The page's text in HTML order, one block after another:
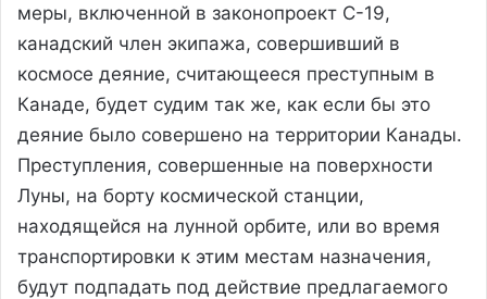
меры, включенной в законопроект С-19,
канадский член экипажа, совершивший в
космосе деяние, считающееся преступным в
Канаде, будет судим так же, как если бы это
деяние было совершено на территории Канады.
Преступления, совершенные на поверхности
Луны, на борту космической станции,
находящейся на лунной орбите, или во время
транспортировки к этим местам назначения,
будут подпадать под действие предлагаемого